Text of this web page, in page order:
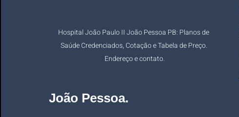
Hospital João Paulo II João Pessoa PB: Planos de
Saúde Credenciados, Cotação e Tabela de Preço.
Endereço e contato.
João Pessoa.